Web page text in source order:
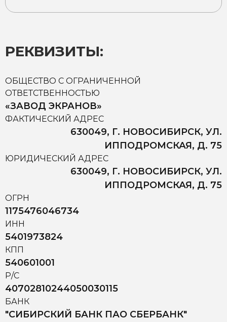
РЕКВИЗИТЫ:
ОБЩЕСТВО С ОГРАНИЧЕННОЙ
ОТВЕТСТВЕННОСТЬЮ
«ЗАВОД ЭКРАНОВ»
ФАКТИЧЕСКИЙ АДРЕС
630049, Г. НОВОСИБИРСК, УЛ.
ИППОДРОМСКАЯ, Д. 75
ЮРИДИЧЕСКИЙ АДРЕС
630049, Г. НОВОСИБИРСК, УЛ.
ИППОДРОМСКАЯ, Д. 75
ОГРН
1175476046734
ИНН
5401973824
КПП
540601001
Р/С
40702810244050030115
БАНК
"СИБИРСКИЙ БАНК ПАО СБЕРБАНК"